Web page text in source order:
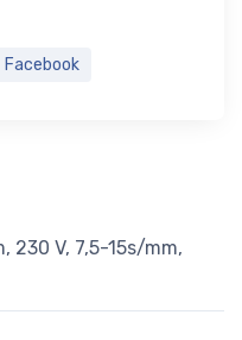
Facebook
230 V, 7,5-15s/mm,